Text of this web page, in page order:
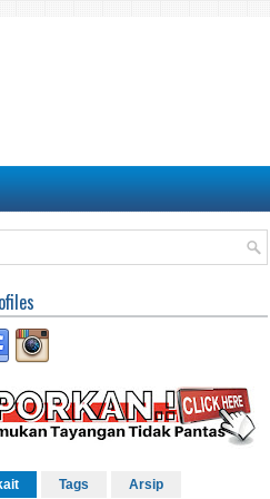
Tags Arsip